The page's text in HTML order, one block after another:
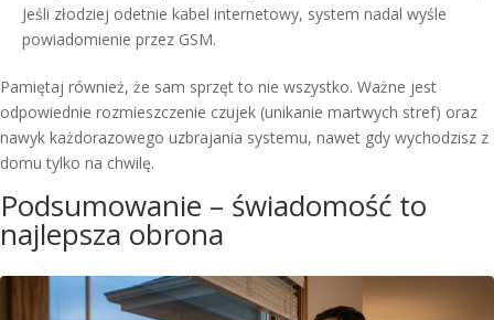
Jeśli złodziej odetnie kabel internetowy, system nadal wyśle
powiadomienie przez GSM.
Pamiętaj również, że sam sprzęt to nie wszystko. Ważne jest
odpowiednie rozmieszczenie czujek (unikanie martwych stref) oraz
nawyk każdorazowego uzbrajania systemu, nawet gdy wychodzisz z
domu tylko na chwilę.
Podsumowanie – świadomość to
najlepsza obrona